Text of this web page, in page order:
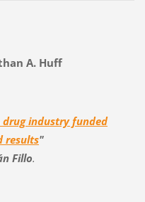
A. Huff
industry funded
results"
Fillo.